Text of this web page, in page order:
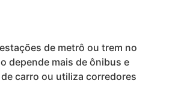
de metrô ou trem no
depende mais de ônibus e
carro ou utiliza corredores